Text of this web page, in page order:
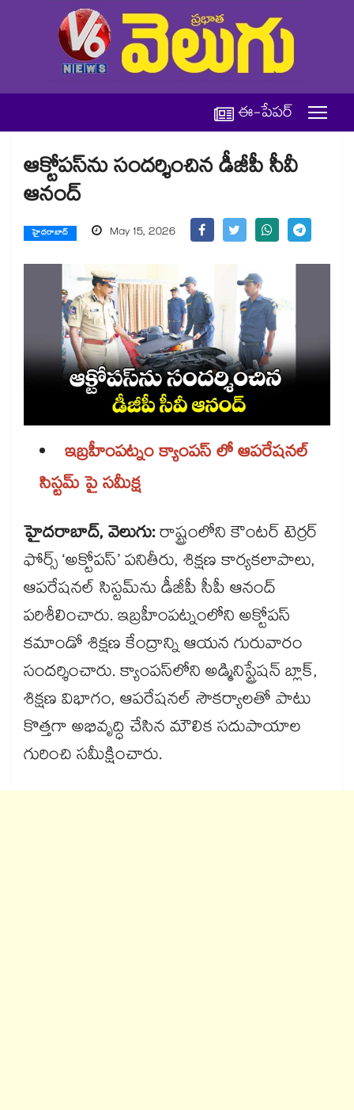
ఈ-పేపర్
ఆక్టోపస్‌‌‌‌ను సందర్శించిన డీజీపీ సీవీ
ఆనంద్‌‌‌‌
హైదరాబాద్ May 15, 2026
ఇబ్రహీంపట్నం క్యాంపస్‌‌‌‌ లో ఆపరేషనల్
సిస్టమ్‌‌‌‌ పై సమీక్ష
హైదరాబాద్‌‌‌‌, వెలుగు:రాష్ట్రంలోని కౌంటర్ టెర్రర్
ఫోర్స్ ‘అక్టోపస్’ పనితీరు, శిక్షణ కార్యకలాపాలు,
ఆపరేషనల్ సిస్టమ్‌‌‌‌ను డీజీపీ సీపీ ఆనంద్
పరిశీలించారు. ఇబ్రహీంపట్నంలోని అక్టోపస్
కమాండో శిక్షణ కేంద్రాన్ని ఆయన గురువారం
సందర్శించారు. క్యాంపస్‌‌‌‌లోని అడ్మినిస్ట్రేషన్ బ్లాక్,
శిక్షణ విభాగం, ఆపరేషనల్ సౌకర్యాలతో పాటు
కొత్తగా అభివృద్ధి చేసిన మౌలిక సదుపాయాల
గురించి సమీక్షించారు.